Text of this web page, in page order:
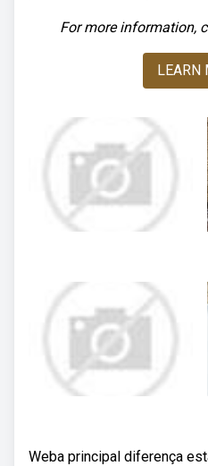
For more information,
LEARN
Weba principal diferença